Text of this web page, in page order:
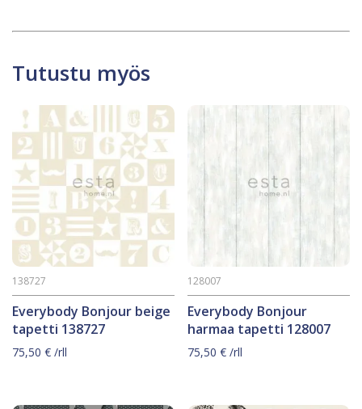
Tutustu myös
Everybody Bonjour beige
tapetti 138727
138727
75,50 € /rll
Everybody Bonjour
harmaa tapetti 128007
128007
75,50€ /rll